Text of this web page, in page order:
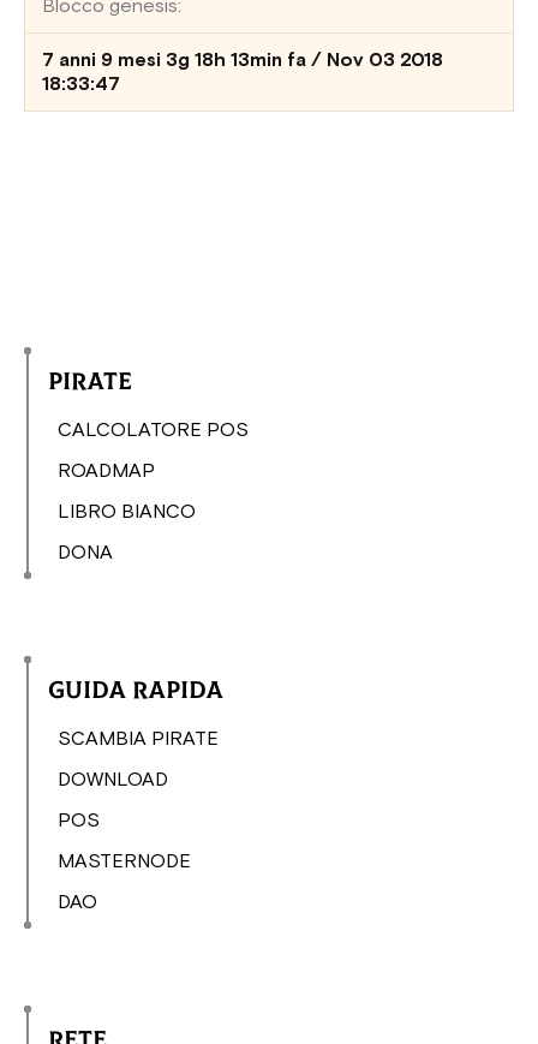
Blocco genesis:
7 anni 9 mesi 3g 18h 13min fa / Nov 03 2018
18:33:47
Pirate
CALCOLATORE POS
ROADMAP
LIBRO BIANCO
DONA
Guida rapida
SCAMBIA PIRATE
DOWNLOAD
POS
MASTERNODE
DAO